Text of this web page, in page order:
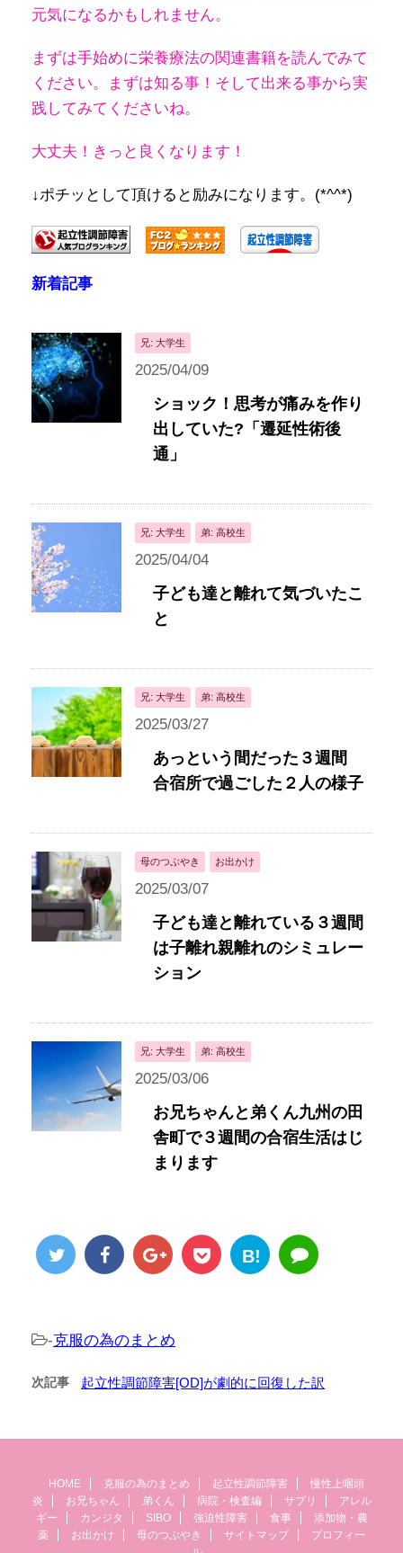
元気になるかもしれません。
まずは手始めに栄養療法の関連書籍を読んでみて
ください。
まずは知る事！そして出来る事から実
践してみてくださいね。
大丈夫！きっと良くなります！
↓ポチッとして頂けると励みになります。(*^^*)
新着記事
兄: 大学生
2025/04/09
ショック！思考が痛みを作り
出していた?「遷延性術後
通」
兄: 大学生 弟: 高校生
2025/04/04
子ども達と離れて気づいたこ
と
兄: 大学生 弟: 高校生
2025/03/27
あっという間だった３週間
合宿所で過ごした２人の様子
母のつぶやき お出かけ
2025/03/07
子ども達と離れている３週間
は子離れ親離れのシミュレー
ション
兄: 大学生 弟: 高校生
2025/03/06
お兄ちゃんと弟くん九州の田
舎町で３週間の合宿生活はじ
まります
B!
-克服の為のまとめ
次記事 起立性調節障害[OD]が劇的に回復した訳
HOME 克服の為のまとめ 起立性調節障害
慢性上咽頭
炎
お兄ちゃん 弟くん 病院・検査編 サプリ
アレル
ギー
カンジタ SIBO 強迫性障害 食事
添加物・農
薬
お出かけ 母のつぶやき サイトマップ
プロフィー